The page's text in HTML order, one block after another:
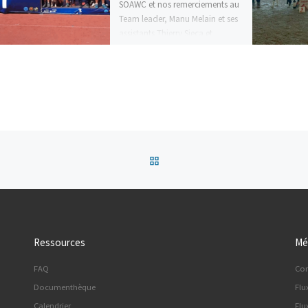
SOAWC et nos remerciements au
Team leader, Manu Melain et ses
Ressources
FAQ
Documenthèque
Calendrier